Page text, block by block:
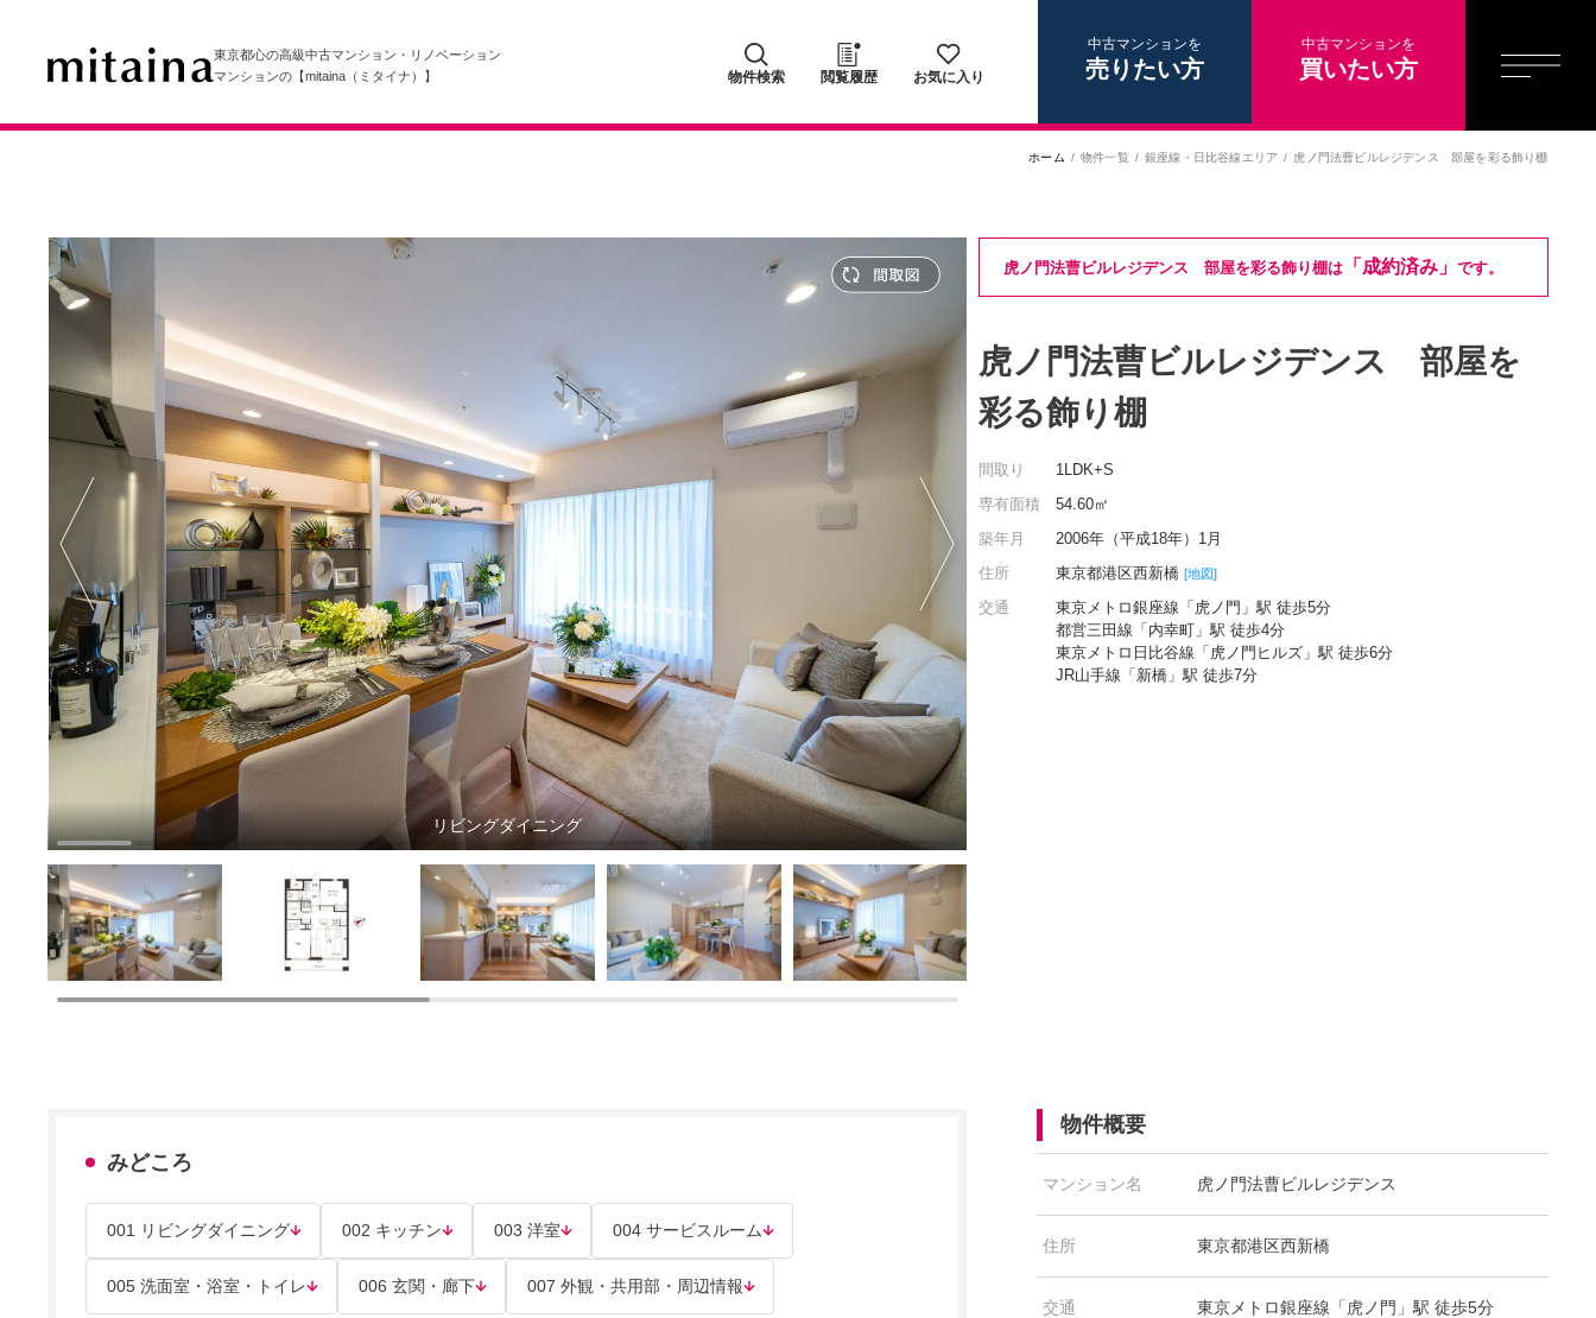
東京都心の高級中古マンション・リノベーション
マンションの【mitaina（ミタイナ）】
物件検索 閲覧履歴 お気に入り
中古マンションを
売りたい方
中古マンションを
買いたい方
ホーム 物件一覧 銀座線・日比谷線エリア 虎ノ門法曹ビルレジデンス 部屋を彩る飾り棚
リビングダイニング
虎ノ門法曹ビルレジデンス 部屋を彩る飾り棚は「成約済み」 です。
虎ノ門法曹ビルレジデンス 部屋を
彩る飾り棚
間取り
1LDK+S
専有面積
54.60㎡
築年月
2006年（平成18年）1月
住所
東京都港区西新橋 [地図]
交通
東京メトロ銀座線「虎ノ門」駅 徒歩5分
都営三田線「内幸町」駅 徒歩4分
東京メトロ日比谷線「虎ノ門ヒルズ」駅 徒歩6分
JR山手線「新橋」駅 徒歩7分
みどころ
001 リビングダイニング 002 キッチン 003 洋室 004 サービスルーム
005 洗面室・浴室・トイレ 006 玄関・廊下 007 外観・共用部・周辺情報
物件概要
マンション名 虎ノ門法曹ビルレジデンス
住所 東京都港区西新橋
交通
東京メトロ銀座線「虎ノ門」駅 徒歩5分